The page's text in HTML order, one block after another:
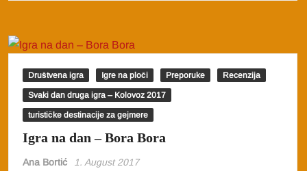
Društvena igra Igre na ploči Preporuke Recenzija
Svaki dan druga igra – Kolovoz 2017
turističke destinacije za gejmere
Igra na dan – Bora Bora
Ana Bortić 1. August 2017